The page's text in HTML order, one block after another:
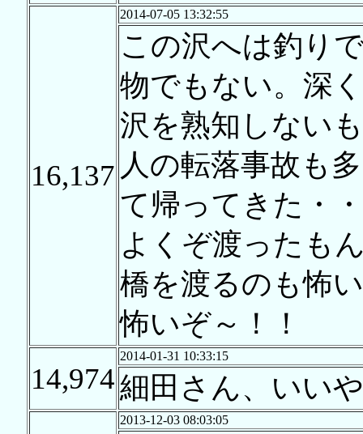
16,137
2014-07-05 13:32:55
この沢へは釣り
物でもない。深
沢を熟知しない
人の転落事故も
て帰ってきた・
よくぞ渡ったも
橋を渡るのも怖
怖いぞ～！！
14,974
2014-01-31 10:33:15
細田さん、いい
2013-12-03 08:03:05